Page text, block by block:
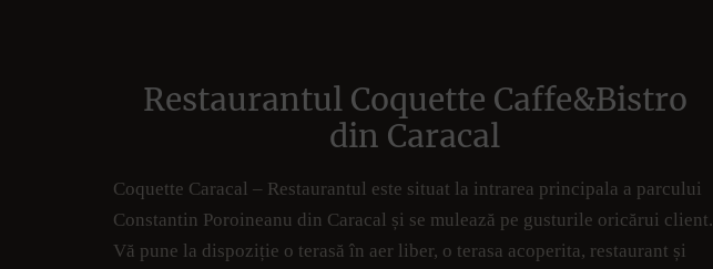
Restaurantul Coquette Caffe&Bistro
din Caracal
Coquette Caracal – Restaurantul este situat la intrarea principala a parcului
Constantin Poroineanu din Caracal și se mulează pe gusturile oricărui client.
Vă pune la dispoziție o terasă în aer liber, o terasa acoperita, restaurant și